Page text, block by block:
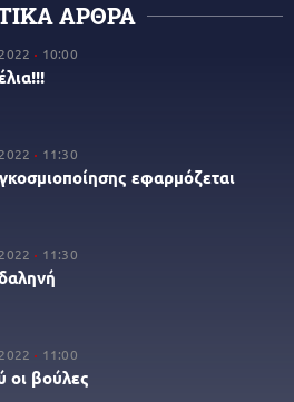
ΑΡΘΡΑ
10:00
11:30
εφαρμόζεται
11:30
11:00
οι βούλες